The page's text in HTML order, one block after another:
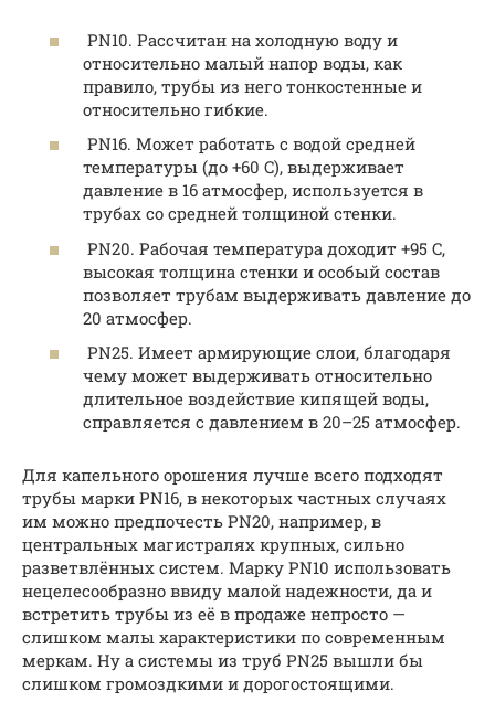
PN10. Рассчитан на холодную воду и
относительно малый напор воды, как
правило, трубы из него тонкостенные и
относительно гибкие.
PN16. Может работать с водой средней
температуры (до +60 C), выдерживает
давление в 16 атмосфер, используется в
трубах со средней толщиной стенки.
PN20. Рабочая температура доходит +95 C,
высокая толщина стенки и особый состав
позволяет трубам выдерживать давление до
20 атмосфер.
PN25. Имеет армирующие слои, благодаря
чему может выдерживать относительно
длительное воздействие кипящей воды,
справляется с давлением в 20–25 атмосфер.
Для капельного орошения лучше всего подходят
трубы марки PN16, в некоторых частных случаях
им можно предпочесть PN20, например, в
центральных магистралях крупных, сильно
разветвлённых систем. Марку PN10 использовать
нецелесообразно ввиду малой надежности, да и
встретить трубы из её в продаже непросто —
слишком малы характеристики по современным
меркам. Ну а системы из труб PN25 вышли бы
слишком громоздкими и дорогостоящими.